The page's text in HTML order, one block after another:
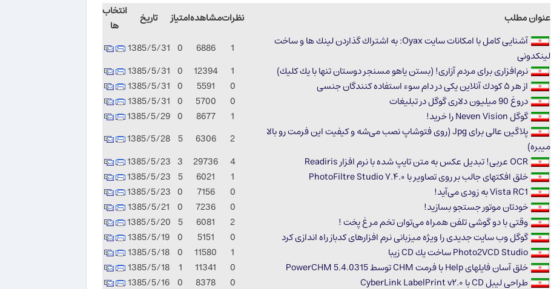
عنوان مطلب نظراتمشاهدهامتیاز تاریخ
انتخاب
ها
آشنایى كامل با امكانات سایت Oyax: به اشتراك گذاردن لینك ها و ساخت
لینكدونى
1
6886
0
1385/5/31
نرم‌افزاری برای مردم آزاری! (بستن یاهو مسنجر دوستان تنها با یك كلیك)
1
12394
0
1385/5/31
از هر ۵ كودك آنلاین یكى در دام سوء استفاده كنندگان جنسى
0
5591
0
1385/5/31
دروغ 90 میلیون دلاری گوگل در تبلیغات
0
5700
0
1385/5/31
گوگل Neven Vision را خرید!
1
8677
0
1385/5/29
پلاگین عالی برای Jpg (روی فتوشاپ نصب می‌شه و كیفیت این فرمت رو بالا
میبره)
2
6306
5
1385/5/28
OCR عربی! تبدیل عكس به متن تایپ شده با نرم افزار Readiris
4
29736
3
1385/5/23
خلق افكتهای جالب بر روی تصاویر با PhotoFiltre Studio ۷.۴.۰
1
6021
5
1385/5/23
Vista RC1 به زودی می‌آید!
0
7156
0
1385/5/23
خودتان موتور جستجو بسازید!
0
7236
0
1385/5/21
وقتی با دو گوشی تلفن همراه می‌توان تخم مرغ پخت !
2
6081
5
1385/5/20
گوگل وب سایت جدیدی را ویژه میزبانی‌ نرم افزارهای کدباز راه اندازی کرد
0
5151
0
1385/5/19
Photo2VCD Studio ساخت یك CD زیبا
1
11580
0
1385/5/18
خلق آسان فایلهای Help با فرمت CHM توسط PowerCHM 5.4.0315
0
11341
1
1385/5/18
طراحی لیبل CD با CyberLink LabelPrint v۲.۰
0
8378
0
1385/5/16